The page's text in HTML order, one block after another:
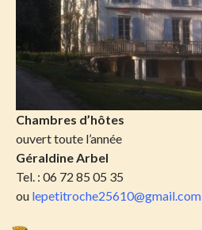
Chambres d’hôtes
ouvert toute l’année
Géraldine Arbel
Tel. : 06 72 85 05 35
ou lepetitroche25610@gmail.com